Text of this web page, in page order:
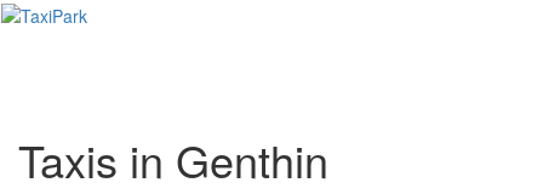
Taxis in Genthin